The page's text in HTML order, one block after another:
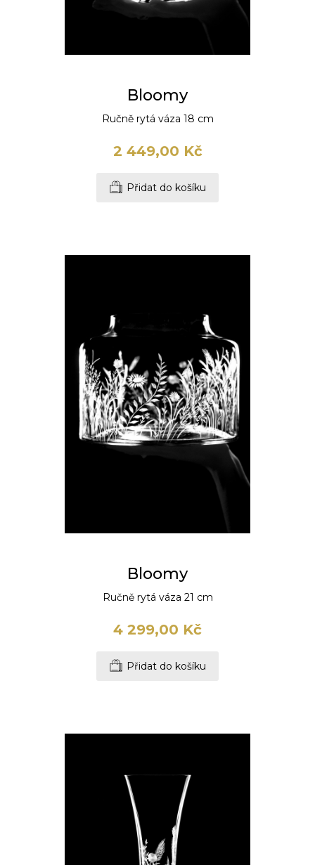
Bloomy
Ručně rytá váza 18 cm
2 449,00 Kč
Přidat do košíku
Bloomy
Ručně rytá váza 21 cm
4 299,00 Kč
Přidat do košíku